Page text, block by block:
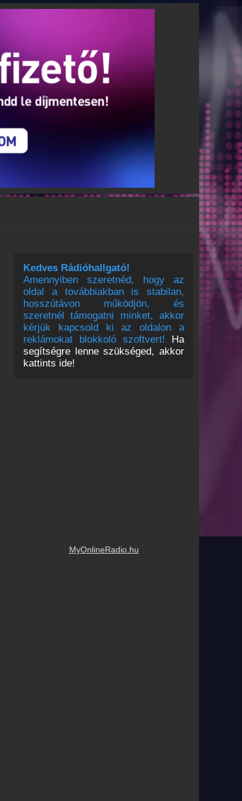
Kedves Rádióhallgató!
Amennyiben szeretnéd, hogy az
oldal a továbbiakban is stabilan,
hosszútávon működjön, és
szeretnél támogatni minket, akkor
kérjük kapcsold ki az oldalon a
reklámokat blokkoló szoftvert!
Ha
segítségre lenne szükséged, akkor
kattints ide!
MyOnlineRadio.hu